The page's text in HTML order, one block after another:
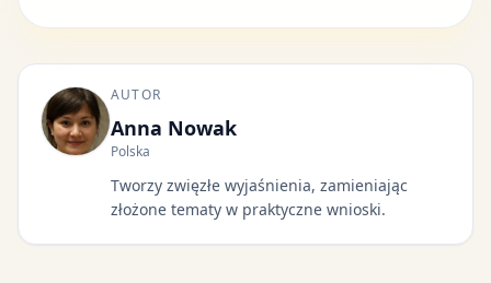
AUTOR
Anna Nowak
Polska
Tworzy zwięzłe wyjaśnienia, zamieniając
złożone tematy w praktyczne wnioski.